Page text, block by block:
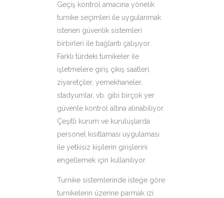
Geçiş kontrol amacına yönelik
turnike seçimleri ile uygulanmak
istenen güvenlik sistemleri
birbirleri ile bağlantı çalışıyor.
Farklı türdeki turnikeler ile
işletmelere giriş çıkış saatleri,
ziyaretçiler, yemekhaneler,
stadyumlar, vb. gibi birçok yer
güvenle kontrol altına alınabiliyor.
Çeşitli kurum ve kuruluşlarda
personel kısıtlaması uygulaması
ile yetkisiz kişilerin girişlerini
engellemek için kullanılıyor.
Turnike sistemlerinde isteğe göre
turnikelerin üzerine parmak izi